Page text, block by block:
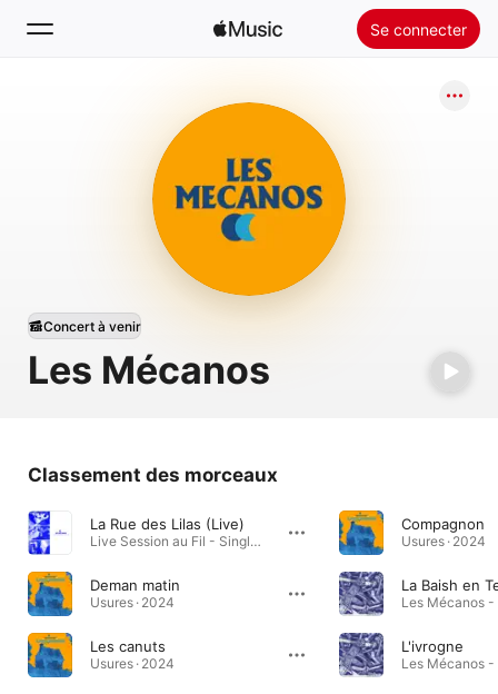
Se connecter
Nouveautés
Installer Apple Music
Les Mécanos
Concert à venir
Classement des morceaux
La Rue des Lilas (Live)
Live Session au Fil - Single · 2024
Deman matin
Usures · 2024
Les canuts
Usures · 2024
Compagnon
Usures · 2024
La Baish en
Les Mécanos -
L'ivrogne
Les Mécanos -